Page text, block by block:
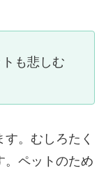
も悲しむ
。むしろたく
。ペットのため